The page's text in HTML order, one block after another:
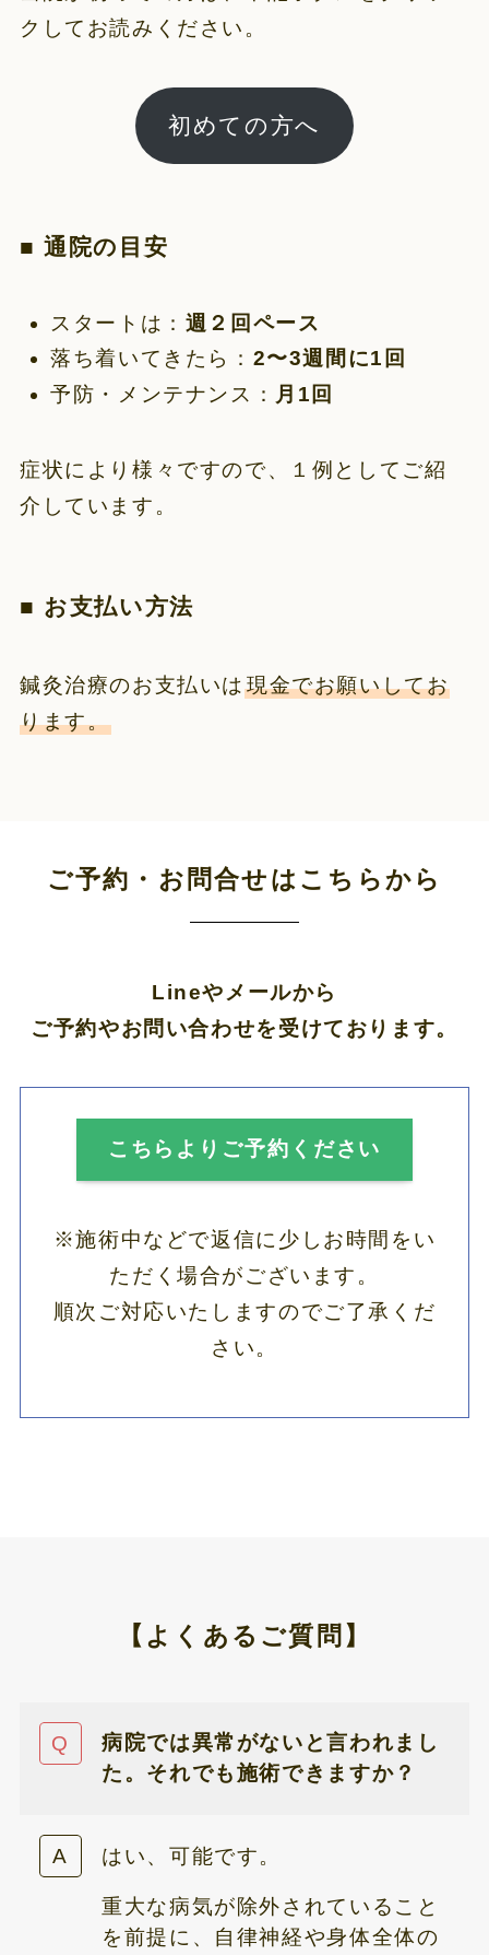
クしてお読みください。
初めての方へ
■ 通院の目安
スタートは： 週２回ペース
落ち着いてきたら： 2〜3週間に1回
予防・メンテナンス： 月1回
症状により様々ですので、１例としてご紹
介しています。
■ お支払い方法
鍼灸治療のお支払いは現金でお願いしてお
ります。
ご予約・お問合せはこちらから
Lineやメールから
ご予約やお問い合わせを受けております。
こちらよりご予約ください
※施術中などで返信に少しお時間をい
ただく場合がございます。
順次ご対応いたしますのでご了承くだ
さい。
【よくあるご質問】
病院では異常がないと言われまし
た。それでも施術できますか？
はい、可能です。
重大な病気が除外されていること
を前提に、自律神経や身体全体の